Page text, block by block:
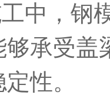
中，钢
承受
性。